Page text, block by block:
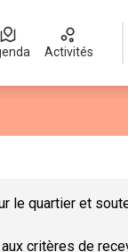
Activités
le quartier et
critères de